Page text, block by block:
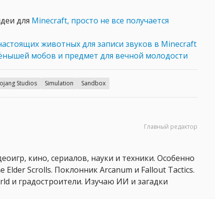
для Minecraft, просто не все получается
животных для записи звуков в Minecraft
мобов и предмет для вечной молодости
Studios Simulation Sandbox
Главный редактор
кино, сериалов, науки и техники. Особенно
Scrolls. Поклонник Arcanum и Fallout Tactics.
и градостроители. Изучаю ИИ и загадки